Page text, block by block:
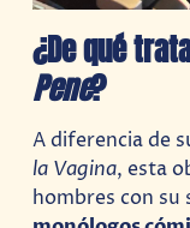
¿De qué
Pene?
A diferencia de
la Vagina, esta
hombres con su